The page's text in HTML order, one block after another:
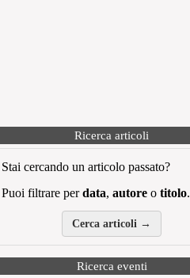
Ricerca articoli
Stai cercando un articolo passato?
Puoi filtrare perdata, autore o titolo.
Cerca articoli →
Ricerca eventi